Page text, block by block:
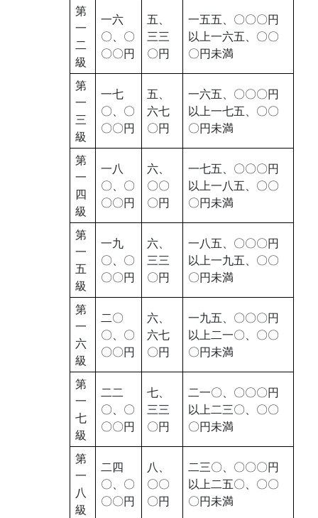
第
一
二
級
一六
〇、〇
〇〇円
五、
三三
〇円
一五五、〇〇〇円
以上一六五、〇〇
〇円未満
第
一
三
級
一七
〇、〇
〇〇円
五、
六七
〇円
一六五、〇〇〇円
以上一七五、〇〇
〇円未満
第
一
四
級
一八
〇、〇
〇〇円
六、
〇〇
〇円
一七五、〇〇〇円
以上一八五、〇〇
〇円未満
第
一
五
級
一九
〇、〇
〇〇円
六、
三三
〇円
一八五、〇〇〇円
以上一九五、〇〇
〇円未満
第
一
六
級
二〇
〇、〇
〇〇円
六、
六七
〇円
一九五、〇〇〇円
以上二一〇、〇〇
〇円未満
第
一
七
級
二二
〇、〇
〇〇円
七、
三三
〇円
二一〇、〇〇〇円
以上二三〇、〇〇
〇円未満
第
一
八
級
二四
〇、〇
〇〇円
八、
〇〇
〇円
二三〇、〇〇〇円
以上二五〇、〇〇
〇円未満